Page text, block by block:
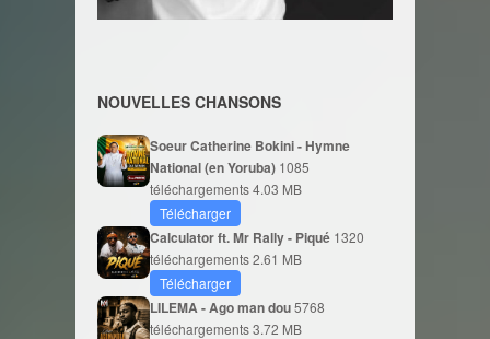
NOUVELLES CHANSONS
Soeur Catherine Bokini - Hymne
National (en Yoruba) 1085
téléchargements4.03 MB
Télécharger
Calculator ft. Mr Rally - Piqué 1320
téléchargements2.61 MB
Télécharger
LILEMA - Ago man dou5768
téléchargements3.72 MB